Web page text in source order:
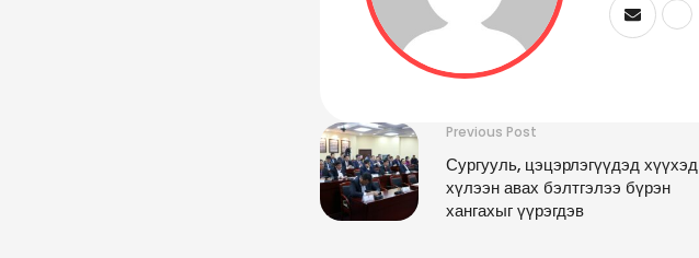
Previous Post
Сургууль, цэцэрлэгүүдэд хүүхэд
хүлээн авах бэлтгэлээ бүрэн
хангахыг үүрэгдэв